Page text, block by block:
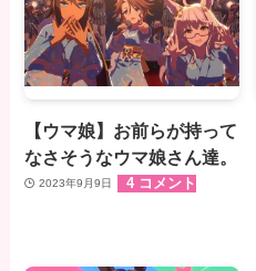
【ウマ娘】お前らが持って
なさそうなウマ娘さん達。
2023年9月9日 4 コメント